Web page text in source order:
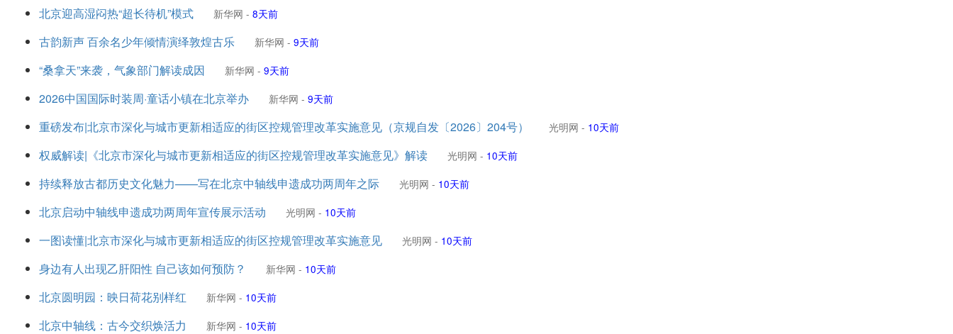
北京迎高湿闷热“超长待机”模式 新华网 - 8天前
古韵新声 百余名少年倾情演绎敦煌古乐 新华网 - 9天前
“桑拿天”来袭，气象部门解读成因 新华网 - 9天前
2026中国国际时装周·童话小镇在北京举办 新华网 - 9天前
重磅发布|北京市深化与城市更新相适应的街区控规管理改革实施意见（京规自发〔2026〕204号） 光明网 - 10天前
权威解读|《北京市深化与城市更新相适应的街区控规管理改革实施意见》解读 光明网 - 10天前
持续释放古都历史文化魅力——写在北京中轴线申遗成功两周年之际 光明网 - 10天前
北京启动中轴线申遗成功两周年宣传展示活动 光明网 - 10天前
一图读懂|北京市深化与城市更新相适应的街区控规管理改革实施意见 光明网 - 10天前
身边有人出现乙肝阳性 自己该如何预防？ 新华网 - 10天前
北京圆明园：映日荷花别样红 新华网 - 10天前
北京中轴线：古今交织焕活力 新华网 - 10天前